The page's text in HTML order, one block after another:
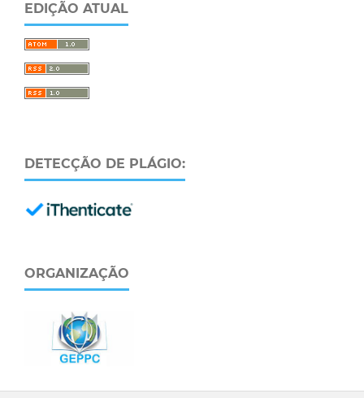
EDIÇÃO ATUAL
DETECÇÃO DE PLÁGIO:
ORGANIZAÇÃO